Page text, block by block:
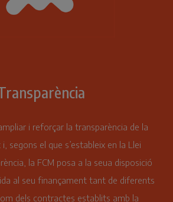
i reforçar la transparència de la
segons el que s’estableix en la Llei
la FCM posa a la seua disposició
al seu finançament tant de diferents
dels contractes establits amb la